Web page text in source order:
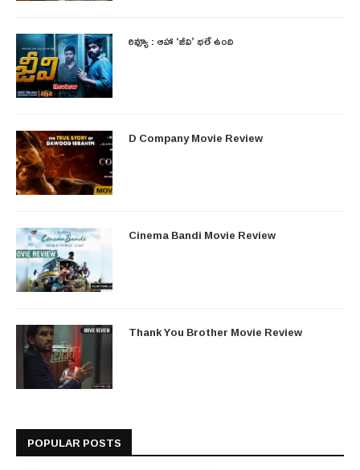
రివ్యూ : ఆహా ‘జీవి’ భలే ఉంది
D Company Movie Review
Cinema Bandi Movie Review
Thank You Brother Movie Review
POPULAR POSTS